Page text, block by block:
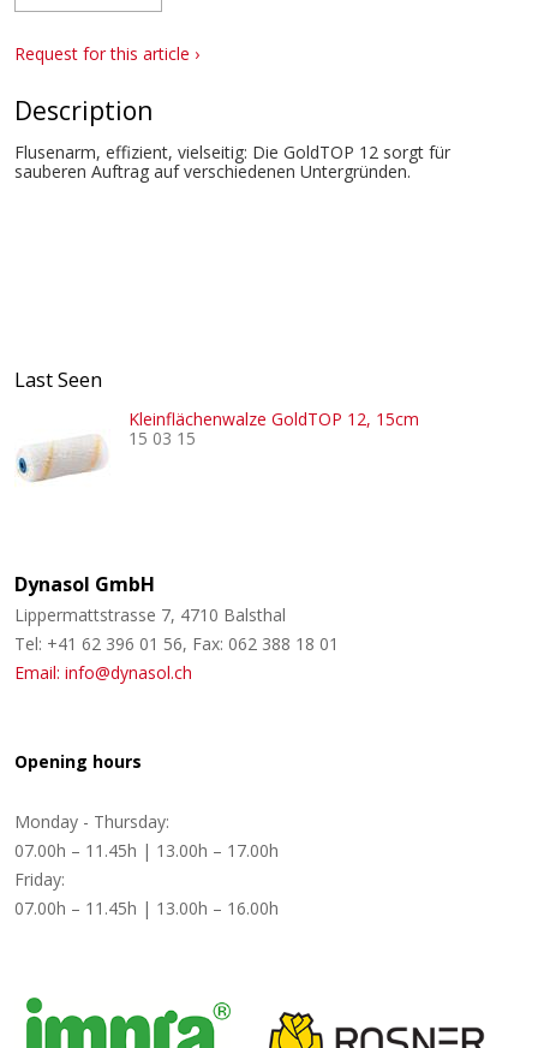
Request for this article ›
Description
Flusenarm, effizient, vielseitig: Die GoldTOP 12 sorgt für
sauberen Auftrag auf verschiedenen Untergründen.
Last Seen
Kleinflächenwalze GoldTOP 12, 15cm
15 03 15
Dynasol GmbH
Lippermattstrasse 7, 4710 Balsthal
Tel: +41 62 396 01 56, Fax: 062 388 18 01
Email: info@dynasol.ch
Opening hours
Monday - Thursday:
07.00h – 11.45h | 13.00h – 17.00h
Friday:
07.00h – 11.45h | 13.00h – 16.00h